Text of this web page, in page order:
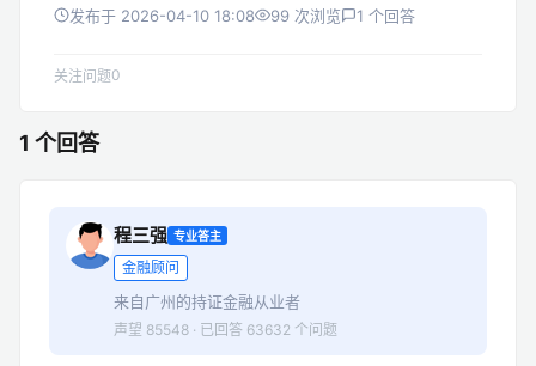
发布于 2026-04-10 18:08 99 次浏览 1 个回答
关注问题0
1 个回答
程三强 专业答主
金融顾问
来自广州的持证金融从业者
声望 85548 · 已回答 63632 个问题